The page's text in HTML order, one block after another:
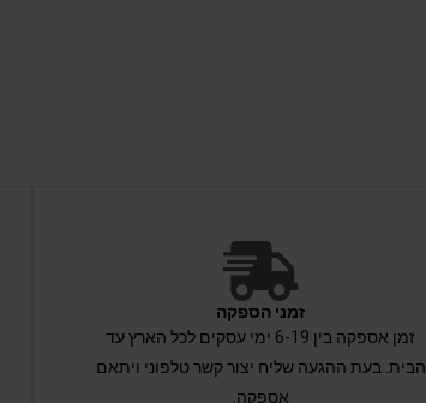
זמני הספקה
זמן אספקה בין 6-19 ימי עסקים לכל הארץ עד
הבית. בעת ההגעה שליח יצור קשר טלפוני ויתאם
אספקה.